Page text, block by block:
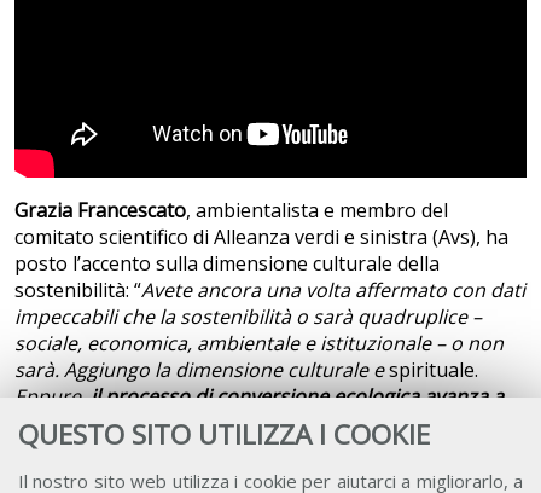
QUESTO SITO UTILIZZA I COOKIE
Il nostro sito web utilizza i cookie per aiutarci a migliorarlo, a
Grazia Francescato, ambientalista e membro del
comitato scientifico di Alleanza verdi e sinistra (Avs), ha
posto l’accento sulla dimensione culturale della
sostenibilità: “Avete ancora una volta affermato con dati
impeccabili che la sostenibilità o sarà quadruplice –
sociale, economica, ambientale e istituzionale – o non
sarà. Aggiungo la dimensione culturale espirituale.
Eppure,il processo di conversione ecologica avanza a
un passo troppo lento. Siamo pieni di speranza per la
Cop 30, ma purtroppo c’è quest’abitudine a dire una
cosa e poi farne un’altra. Abbiamo ungroviglio di crisi